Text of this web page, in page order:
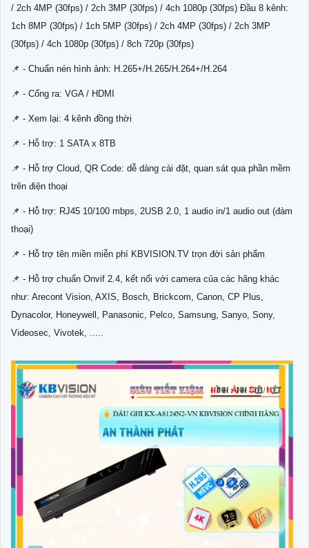
/ 2ch 4MP (30fps) / 2ch 3MP (30fps) / 4ch 1080p (30fps) Đầu 8 kênh:
1ch 8MP (30fps) / 1ch 5MP (30fps) / 2ch 4MP (30fps) / 2ch 3MP
(30fps) / 4ch 1080p (30fps) / 8ch 720p (30fps)
📌 - Chuẩn nén hình ảnh: H.265+/H.265/H.264+/H.264
📌 - Cổng ra: VGA / HDMI
📌 - Xem lại: 4 kênh đồng thời
📌 - Hỗ trợ: 1 SATA x 8TB
📌 - Hỗ trợ Cloud, QR Code: dễ dàng cài đặt, quan sát qua phần mềm
trên điện thoại
📌 - Hỗ trợ: RJ45 10/100 mbps, 2USB 2.0, 1 audio in/1 audio out (đàm
thoại)
📌 - Hỗ trợ tên miền miễn phí KBVISION.TV trọn đời sản phẩm
📌 - Hỗ trợ chuẩn Onvif 2.4, kết nối với camera của các hãng khác
như: Arecont Vision, AXIS, Bosch, Brickcom, Canon, CP Plus,
Dynacolor, Honeywell, Panasonic, Pelco, Samsung, Sanyo, Sony,
Videosec, Vivotek, .....